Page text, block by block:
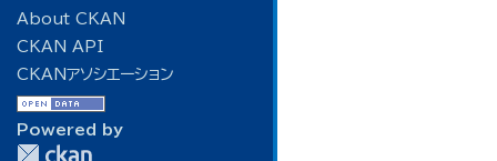
About CKAN
CKAN API
CKANアソシエーション
Powered by